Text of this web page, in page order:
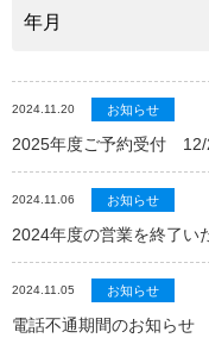
2024.11.20 お知らせ
2025年度ご予約受付 12/
2024.11.06 お知らせ
2024年度の営業を終了い
2024.11.05 お知らせ
電話不通期間のお知らせ